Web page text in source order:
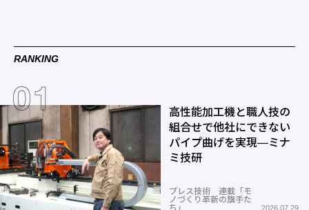
RANKING
高性能加工機と職人技の
組合せで他社にできない
パイプ曲げを実現―ミナ
ミ技研
プレス技術 連載「モ
ノづくり革新の旗手た
ち」
2026.07.29